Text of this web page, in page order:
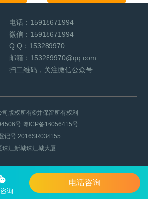
询
电话咨询
电话： 15918671994
微信： 15918671994
Q Q： 153289970
邮箱： 153289970@qq.com
扫二维码，关注微信公众号
司版权所有©并保留所有权利
号粤ICP备16056415号
记号:2016SR034155
江新城珠江城大厦